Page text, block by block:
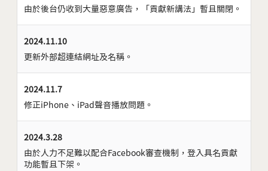
由於後台仍收到大量惡意廣告，「貢獻新講法」暫且關閉。
2024.11.10
更新外部超連結網址及名稱。
2024.11.7
修正iPhone、iPad聲音播放問題。
2024.3.28
由於人力不足難以配合Facebook審查機制，登入具名貢獻
功能暫且下架。